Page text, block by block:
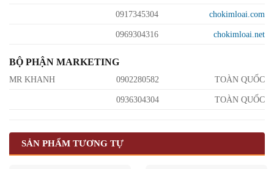
0917345304 chokimloai.com
0969304316 chokimloai.net
BỘ PHẬN MARKETING
MR KHANH 0902280582 TOÀN QUỐC
0936304304 TOÀN QUỐC
SẢN PHẨM TƯƠNG TỰ